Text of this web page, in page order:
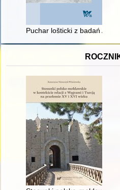
Puchar lošticki z badań